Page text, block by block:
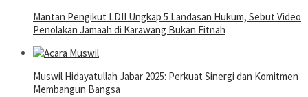
Mantan Pengikut LDII Ungkap 5 Landasan Hukum, Sebut Video
Penolakan Jamaah di Karawang Bukan Fitnah
Muswil Hidayatullah Jabar 2025: Perkuat Sinergi dan Komitmen
Membangun Bangsa